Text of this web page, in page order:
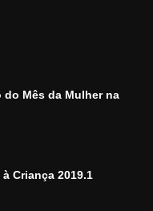
Mês da Mulher na
Criança 2019.1